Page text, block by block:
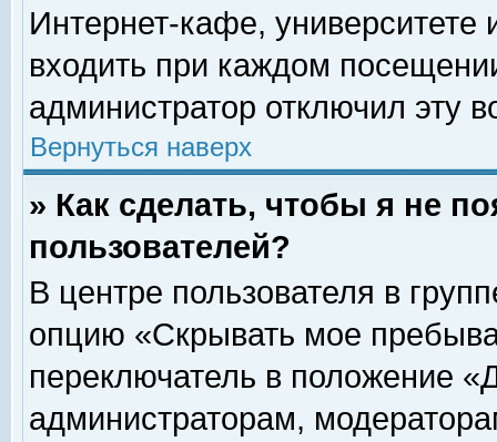
Интернет-кафе, университете
входить при каждом
администратор отключил эту
Вернуться наверх
» Как сделать, чтобы я не
пользователей?
В центре пользователя в
опцию «Скрывать мое
переключатель в положение
администраторам,